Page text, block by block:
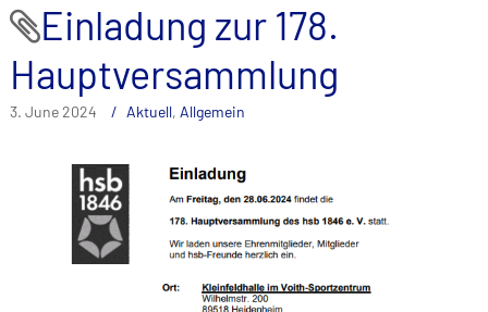
Einladung zur 178.
Hauptversammlung
3. June 2024 Aktuell, Allgemein